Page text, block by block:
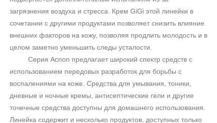
загрязнения воздуха и стресса. Крем GiGi этой линейки в
сочетании с другими продуктами позволяет снизить влияние
внешних факторов на кожу, позволяя продлить молодость и в
целом заметно уменьшить следы усталости.
Серия Acnon предлагает широкий спектр средств с
использованием передовых разработок для борьбы с
воспалениями на коже. Средства для умывания, тоники,
дневные и ночные кремы, антисептические гели и другие
точечные средства доступны для домашнего использования.
Линейка содержит и несколько продуктов, доступных только